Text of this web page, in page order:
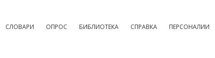
СЛОВАРИ ОПРОС БИБЛИОТЕКА СПРАВКА ПЕРСОНАЛИИ